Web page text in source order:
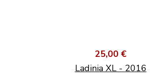
25,00 €
Ladinia XL - 2016